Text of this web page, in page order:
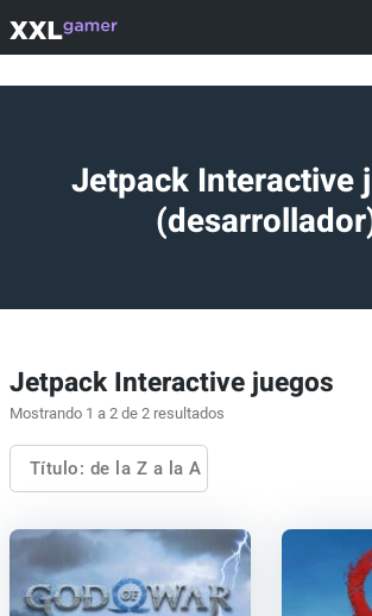
Jetpack Interactive
Jetpack Interactive juegos
Mostrando 1 a 2 de 2 resultados
Título: de la Z a la A